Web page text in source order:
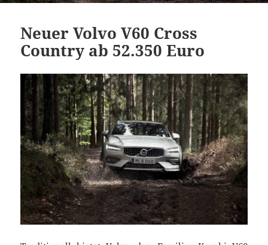
Neuer Volvo V60 Cross
Country ab 52.350 Euro